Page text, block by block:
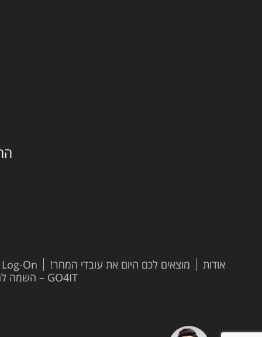
אודות מוצאים לכם היום את עובדי המחר!
On
GO4IT – השמה להייטק